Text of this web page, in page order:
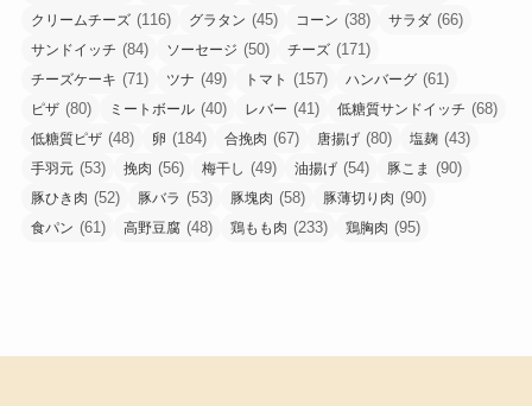
クリームチーズ (116) グラタン (45) コーン (38) サラダ (66)
サンドイッチ (84) ソーセージ (50) チーズ (171)
チーズケーキ (71) ツナ (49) トマト (157) ハンバーグ (61)
ピザ (80) ミートボール (40) レバー (41) 低糖質サンドイッチ (68)
低糖質ピザ (48) 卵 (184) 合挽肉 (67) 唐揚げ (80) 塩麹 (43)
手羽元 (53) 挽肉 (56) 梅干し (49) 油揚げ (54) 豚こま (90)
豚ひき肉 (52) 豚バラ (53) 豚塊肉 (58) 豚薄切り肉 (90)
食パン (61) 高野豆腐 (48) 鶏もも肉 (233) 鶏胸肉 (95)